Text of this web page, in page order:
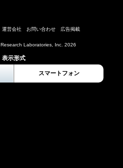
運営会社 お問い合わせ 広告掲載
Laboratories, Inc. 2026
表示形式
スマートフォン